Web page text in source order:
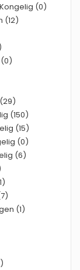
(0)
(12)
(150)
(15)
(0)
(6)
(1)